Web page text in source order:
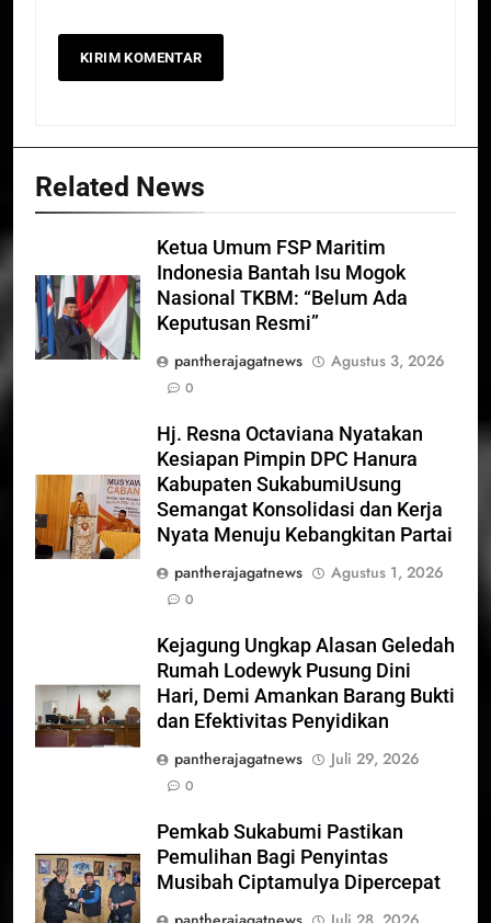
Related News
Ketua Umum FSP Maritim
Indonesia Bantah Isu Mogok
Nasional TKBM: “Belum Ada
Keputusan Resmi”
pantherajagatnews
Agustus 3, 2026
0
Hj. Resna Octaviana Nyatakan
Kesiapan Pimpin DPC Hanura
Kabupaten SukabumiUsung
Semangat Konsolidasi dan Kerja
Nyata Menuju Kebangkitan Partai
pantherajagatnews
Agustus 1, 2026
0
Kejagung Ungkap Alasan Geledah
Rumah Lodewyk Pusung Dini
Hari, Demi Amankan Barang Bukti
dan Efektivitas Penyidikan
pantherajagatnews
Juli 29, 2026
0
Pemkab Sukabumi Pastikan
Pemulihan Bagi Penyintas
Musibah Ciptamulya Dipercepat